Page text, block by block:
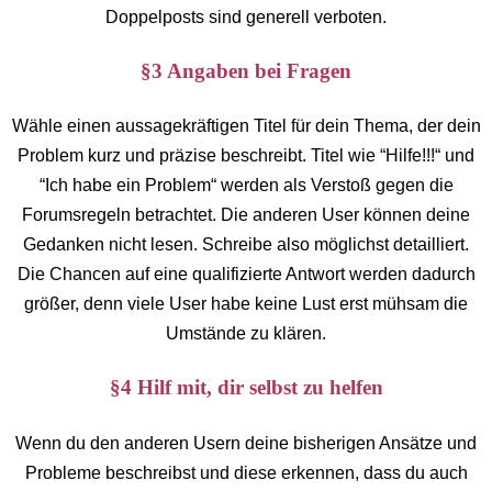
Doppelposts sind generell verboten.
§3 Angaben bei Fragen
Wähle einen aussagekräftigen Titel für dein Thema, der dein
Problem kurz und präzise beschreibt. Titel wie “Hilfe!!!“ und
“Ich habe ein Problem“ werden als Verstoß gegen die
Forumsregeln betrachtet. Die anderen User können deine
Gedanken nicht lesen. Schreibe also möglichst detailliert.
Die Chancen auf eine qualifizierte Antwort werden dadurch
größer, denn viele User habe keine Lust erst mühsam die
Umstände zu klären.
§4 Hilf mit, dir selbst zu helfen
Wenn du den anderen Usern deine bisherigen Ansätze und
Probleme beschreibst und diese erkennen, dass du auch